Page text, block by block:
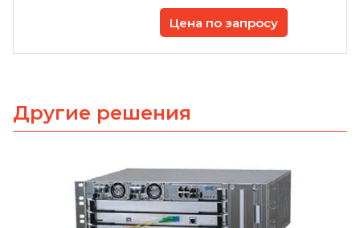
Цена по запросу
Другие решения